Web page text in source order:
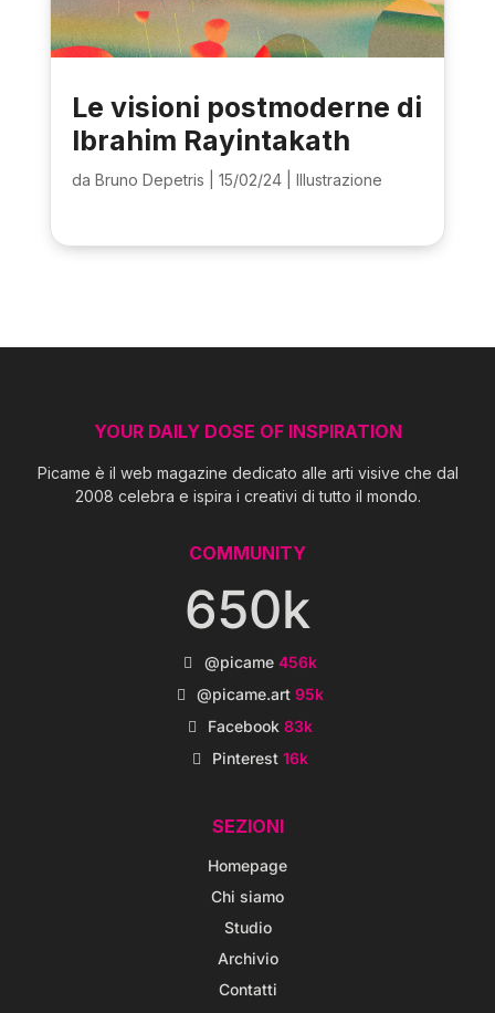
Le visioni postmoderne di
Ibrahim Rayintakath
da Bruno Depetris 15/02/24| Illustrazione
YOUR DAILY DOSE OF INSPIRATION
Picame è il web magazine dedicato alle arti visive che dal
2008 celebra e ispira i creativi di tutto il mondo.
COMMUNITY
650k
@picame 456k
@picame.art95k
Facebook83k
Pinterest16k
SEZIONI
Homepage
Chi siamo
Studio
Archivio
Contatti